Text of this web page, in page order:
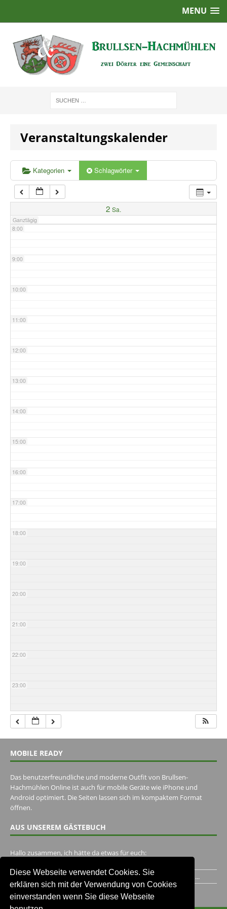
Diese Webseite verwendet Cookies. Sie
erklären sich mit der Verwendung von Cookies
einverstanden wenn Sie diese Webseite
MENU
Veranstaltungskalender
Kategorien Schlagwörter
2 Sa.
Ganztägig
2:00
5:00
6:00
7:00
8:00
9:00
10:00
11:00
12:00
13:00
14:00
15:00
16:00
17:00
18:00
19:00
20:00
21:00
22:00
23:00
MOBILE READY
Das benutzerfreundliche und moderne Outfit von Brullsen-
Hachmühlen Online ist auch für mobile Geräte wie iPhone und
Android optimiert. Die Seiten lassen sich im kompaktem Format
öffnen.
AUS UNSEREM GÄSTEBUCH
Hallo zusammen, ich hätte da etwas für euch:
Ich habe ein Jahr im Gasthaus Hugo Pape verbracht..Habe ihn...
Unser Gästebuch besuchen